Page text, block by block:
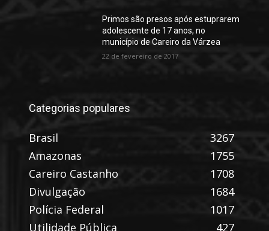
Primos são presos após estuprarem
adolescente de 17 anos, no
município de Careiro da Várzea
22 de fevereiro de 2017
Categorias populares
Brasil
3267
Amazonas
1755
Careiro Castanho
1708
Divulgação
1684
Polícia Federal
1017
Utilidade Pública
427